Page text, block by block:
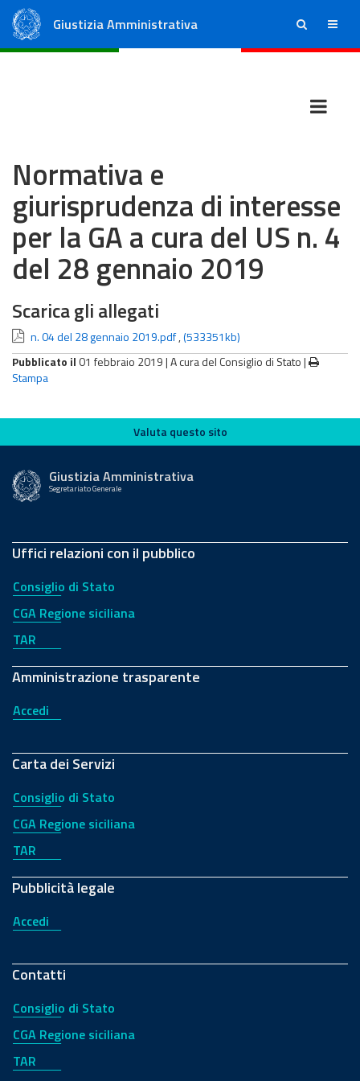
Giustizia Amministrativa ricerca menu
Normativa e
giurisprudenza di interesse
per la GA a cura del US n. 4
del 28 gennaio 2019
Scarica gli allegati
n. 04 del 28 gennaio 2019.pdf,(533351kb)
Pubblicato il 01 febbraio 2019 |A cura del Consiglio di Stato|
Stampa
Valuta questo sito
Valuta questo sito
Giustizia Amministrativa
Segretariato Generale
Uffici relazioni con il pubblico
Consiglio di Stato
CGA Regione siciliana
TAR
Amministrazione trasparente
Accedi
Carta dei Servizi
Consiglio di Stato
CGA Regione siciliana
TAR
Pubblicità legale
Accedi
Contatti
Consiglio di Stato
CGA Regione siciliana
TAR